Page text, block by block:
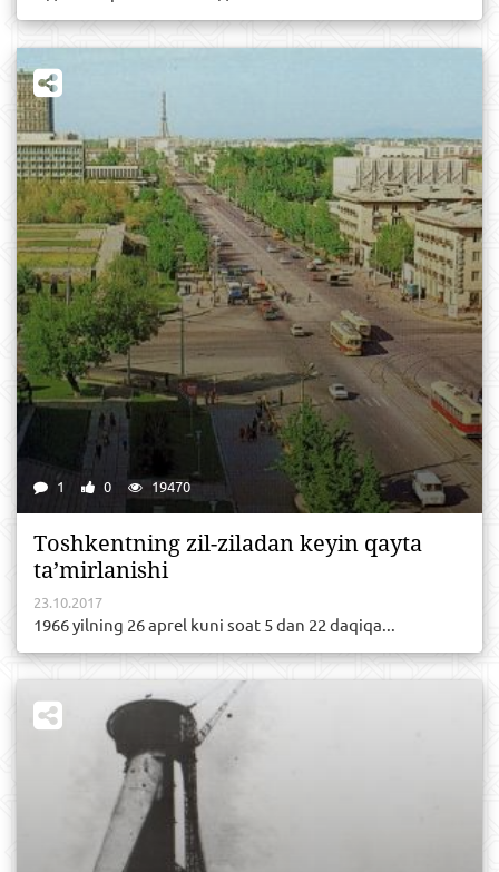
1 0 19470
Tоshkеntning zil-zilаdаn kеyin qаytа
tа’mirlаnishi
23.10.2017
1966 yilning 26 аprеl kuni sоаt 5 dаn 22 dаqiqа...